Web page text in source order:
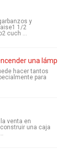
y
1/2
cuch ...
una
hacer tantos
para
venta en
una caja